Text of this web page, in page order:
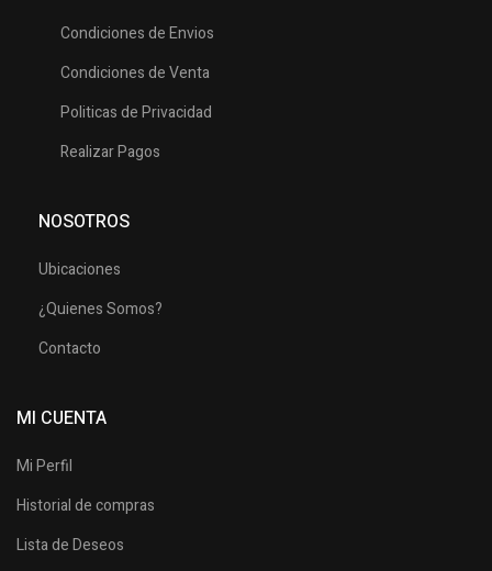
Condiciones de Envios
Condiciones de Venta
Politicas de Privacidad
Realizar Pagos
NOSOTROS
Ubicaciones
¿Quienes Somos?
Contacto
MI CUENTA
Mi Perfil
Historial de compras
Lista de Deseos